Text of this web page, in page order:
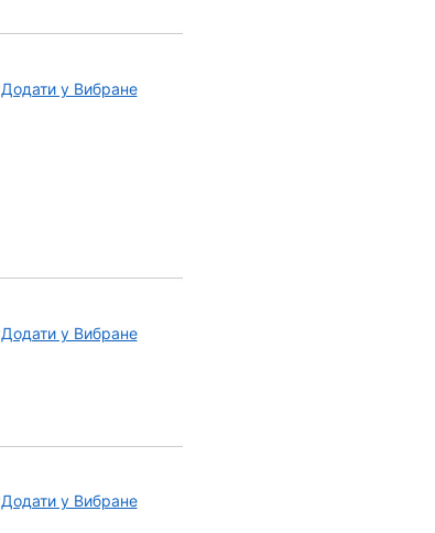
Додати у Вибране
Додати у Вибране
Додати у Вибране